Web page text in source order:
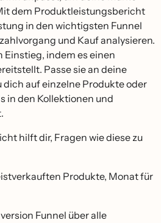
dem Produktleistungsbericht
in den wichtigsten Funnel
und Kauf analysieren.
Einstieg, indem es einen
Passe sie an deine
dich auf einzelne Produkte oder
in den Kollektionen und
hilft dir, Fragen wie diese zu
Produkte, Monat für
Funnel über alle